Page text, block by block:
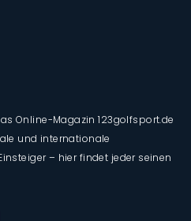
Online-Magazin 123golfsport.de
und internationale
– hier findet jeder seinen